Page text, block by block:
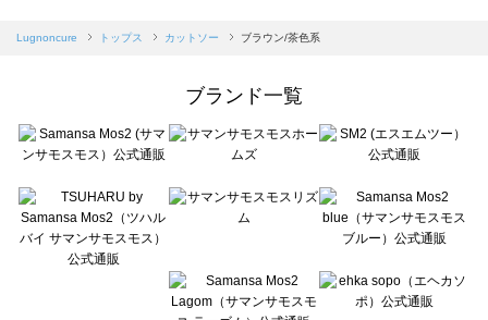
Samansa Mos2 blue（サマンサモスモス ブルー）のカットソー一覧
sō4ū（ソウフォーユー）のカットソー一覧
Te chichi（テチチ）のカットソー一覧
Te chichi CLASSIC（テチチ クラシック）のカットソー一覧
Lugnoncure（ルノンキュール）のカットソー一覧
BETTY'S BLUE（べティーズブルー）のカットソー一覧
Wpc.（ワールドパーティー）のカットソー一覧
Lugnoncure トップス カットソー ブラウン/茶色系
ブランド一覧